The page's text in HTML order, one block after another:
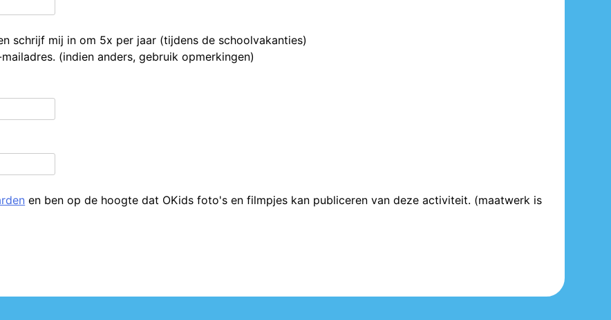
schrijf mij in om 5x per jaar (tijdens de schoolvakanties)
(indien anders, gebruik opmerkingen)
en ben op de hoogte dat OKids foto's en filmpjes kan publiceren van deze activiteit. (maatwerk is